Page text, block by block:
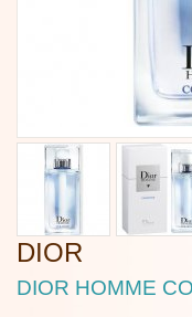
DIOR
DIOR HOMME